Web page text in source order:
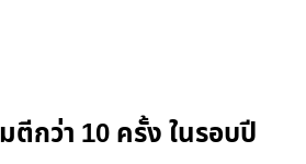
ตีกว่า 10 ครั้ง ในรอบปี